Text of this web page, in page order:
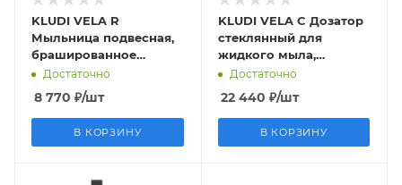
KLUDI VELA R
Мыльница подвесная,
брашированное
золото
Достаточно
8 770 ₽/шт
В КОРЗИНУ
KLUDI VELA C Дозатор
стеклянный для
жидкого мыла,
брашированное
Достаточно
22 440 ₽/шт
В КОРЗИНУ